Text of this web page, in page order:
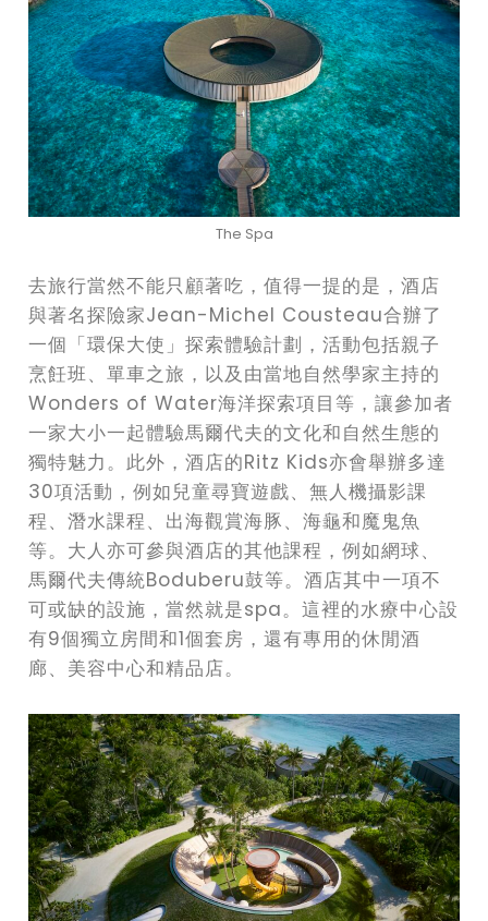
The Spa
去旅行當然不能只顧著吃，值得一提的是，酒店
與著名探險家Jean-Michel Cousteau合辦了
一個「環保大使」探索體驗計劃，活動包括親子
烹飪班、單車之旅，以及由當地自然學家主持的
Wonders of Water海洋探索項目等，讓參加者
一家大小一起體驗馬爾代夫的文化和自然生態的
獨特魅力。此外，酒店的Ritz Kids亦會舉辦多達
30項活動，例如兒童尋寶遊戲、無人機攝影課
程、潛水課程、出海觀賞海豚、海龜和魔鬼魚
等。大人亦可參與酒店的其他課程，例如網球、
馬爾代夫傳統Boduberu鼓等。酒店其中一項不
可或缺的設施，當然就是spa。這裡的水療中心設
有9個獨立房間和1個套房，還有專用的休閒酒
廊、美容中心和精品店。